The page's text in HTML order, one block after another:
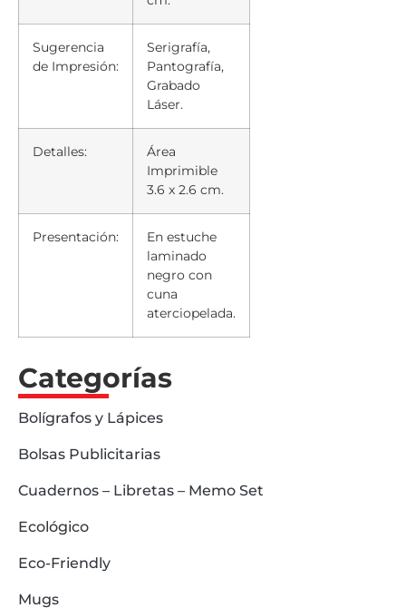
Sugerencia
de Impresión:
Serigrafía,
Pantografía,
Grabado
Láser.
Detalles:
Área
Imprimible
3.6 x 2.6 cm.
Presentación:
En estuche
laminado
negro con
cuna
aterciopelada.
Categorías
Bolígrafos y Lápices
Bolsas Publicitarias
Cuadernos – Libretas – Memo Set
Ecológico
Eco-Friendly
Mugs